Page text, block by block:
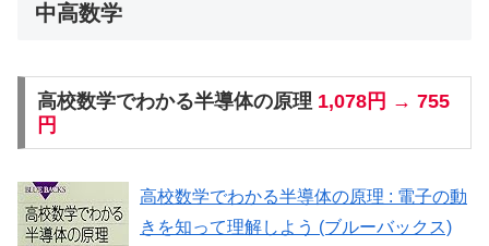
中高数学
高校数学でわかる半導体の原理 1,078円 → 755
円
高校数学でわかる半導体の原理 : 電子の動
きを知って理解しよう (ブルーバックス)